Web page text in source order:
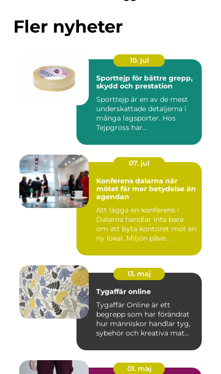
Fler nyheter
10. jul
Sporttejp för bättre grepp,
skydd och prestation
Sporttejp är en av de mest
underskattade detaljerna i
många lagsporter. Hos
Tejpgross har...
07. jul
Konferens dalarna när
mötet får mer betydelse än
agendan
Att lägga en konferens i
Dalarna handlar inte bara
om att byta kontoret mot en
ny lokal. Miljön påve...
13. maj
Tygaffär online
Tygaffär Online är ett
begrepp som har förändrat
hur människor handlar tyg,
sybehör och kreativa mat...
01. maj